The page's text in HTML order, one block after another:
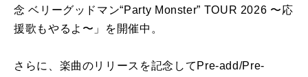
念 ベリーグッドマン“Party Monster” TOUR 2026 〜応
援歌もやるよ〜」を開催中。
さらに、楽曲のリリースを記念してPre-add/Pre-